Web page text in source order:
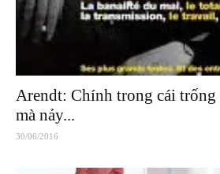
Arendt: Chính trong cái
mà nảy...
30/06/2016